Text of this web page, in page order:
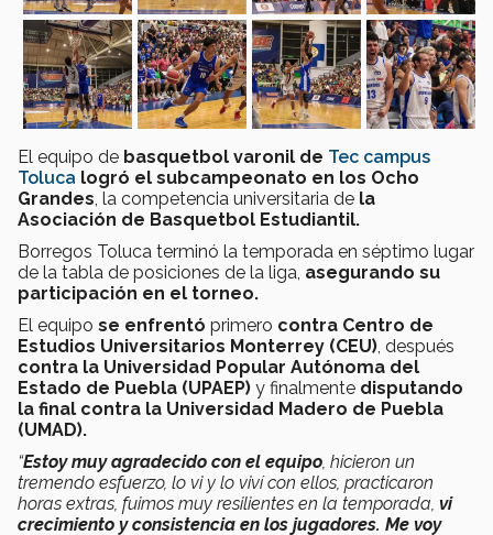
El equipo de basquetbol varonil de Tec campus
Toluca logró el subcampeonato en los Ocho
Grandes , la competencia universitaria de la
Asociación de Basquetbol Estudiantil.
Borregos Toluca terminó la temporada en séptimo lugar
de la tabla de posiciones de la liga, asegurando su
participación en el torneo.
El equipo se enfrentó primero contra Centro de
Estudios Universitarios Monterrey (CEU) , después
contra la Universidad Popular Autónoma del
Estado de Puebla (UPAEP) y finalmente disputando
la final contra la Universidad Madero de Puebla
(UMAD).
“Estoy muy agradecido con el equipo , hicieron un
tremendo esfuerzo, lo vi y lo viví con ellos, practicaron
horas extras, fuimos muy resilientes en la temporada, vi
crecimiento y consistencia en los jugadores. Me voy